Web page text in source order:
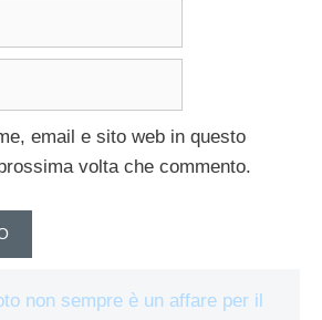
email e sito web in questo
volta che commento.
non sempre è un affare per il